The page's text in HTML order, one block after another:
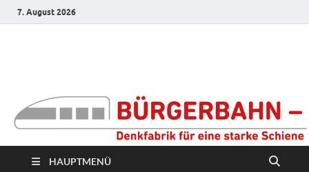
7. August 2026
Denkfabrik für eine
starke Schiene
HAUPTMENÜ